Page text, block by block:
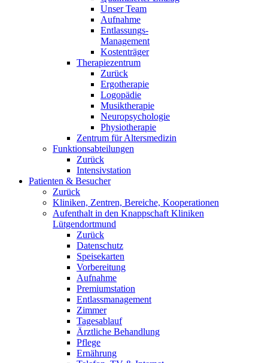
Unser Team
Aufnahme
Entlassungs-
Management
Kostenträger
Therapiezentrum
Zurück
Ergotherapie
Logopädie
Musiktherapie
Neuropsychologie
Physiotherapie
Zentrum für Altersmedizin
Funktionsabteilungen
Zurück
Intensivstation
Patienten & Besucher
Zurück
Kliniken, Zentren, Bereiche, Kooperationen
Aufenthalt in den Knappschaft Kliniken
Lütgendortmund
Zurück
Datenschutz
Speisekarten
Vorbereitung
Aufnahme
Premiumstation
Entlassmanagement
Zimmer
Tagesablauf
Ärztliche Behandlung
Pflege
Ernährung